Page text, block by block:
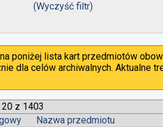
(Wyczyść filtr)
poniżej lista kart przedmiotów
dla celów archiwalnych. Aktualne
z 1403
Nazwa przedmiotu